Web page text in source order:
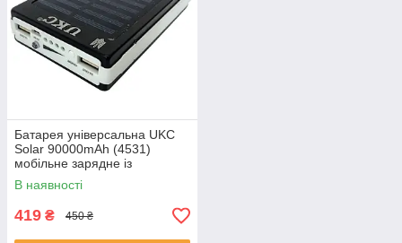
Батарея універсальна UKC
Solar 90000mAh (4531)
мобільне зарядне із
сонячною панеллю та
лампою
В наявності
419 ₴ 450 ₴